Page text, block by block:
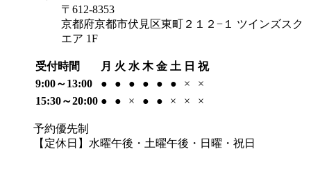
〒612-8353
京都府京都市伏見区東町２１２−１ ツインズスク
エア 1F
受付時間 月 火 水 木 金 土 日 祝
9:00～13:00
● ● ● ● ● ● ×
×
15:30～20:00 ● ● × ● ● × × ×
予約優先制
【定休日】水曜午後・土曜午後・日曜・祝日